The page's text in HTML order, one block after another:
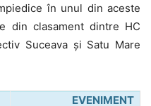
în unul din aceste
din clasament dintre HC
Suceava și Satu Mare
EVENIMENT